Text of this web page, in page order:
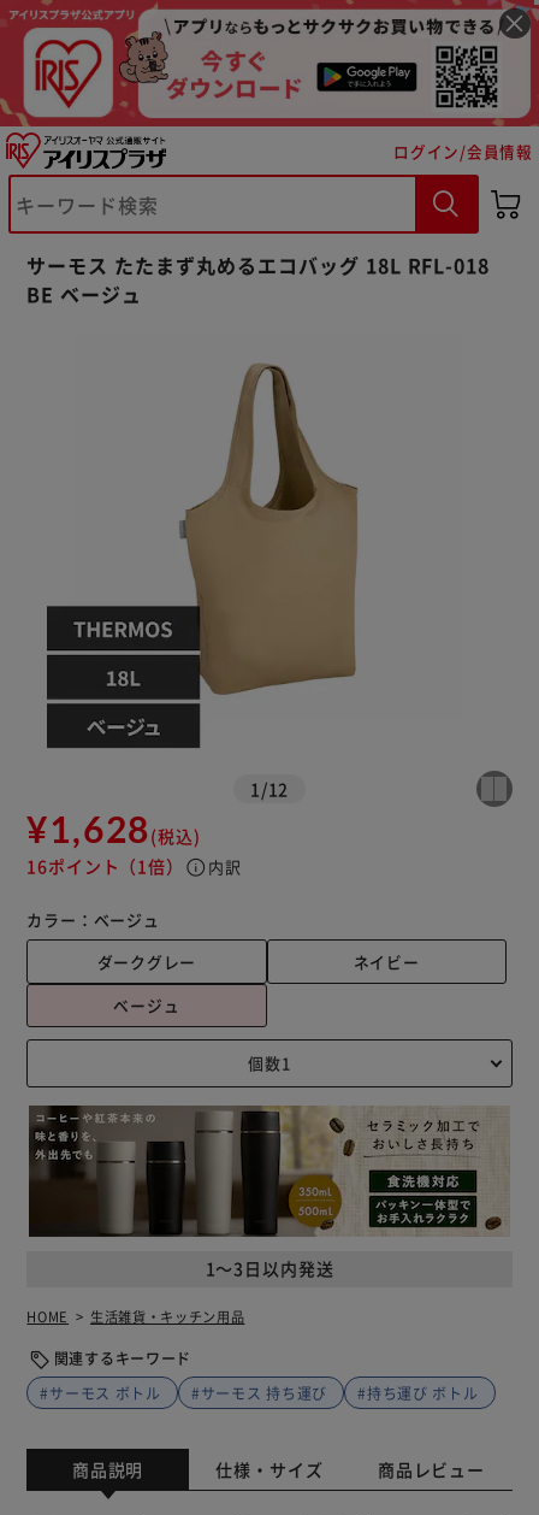
ログイン/会員情報
サーモス たたまず丸めるエコバッグ 18L RFL-018
BE ベージュ
1 /12
¥1,628(税込)
16ポイント （1倍） info 内訳
カラー： ベージュ
ダークグレー
ネイビー
ベージュ
1～3日以内発送
HOME 生活雑貨・キッチン用品
関連するキーワード
#サーモス ボトル
#サーモス 持ち運び #持ち運び ボトル
商品説明 仕様・サイズ 商品レビュー
※ご確認ください